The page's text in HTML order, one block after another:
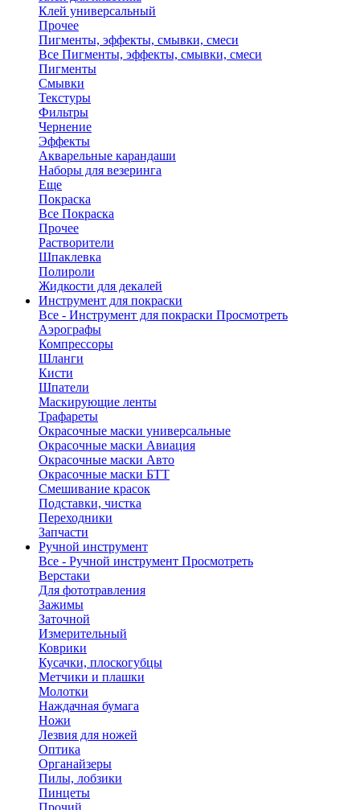
Клей универсальный
Прочее
Пигменты, эффекты, смывки, смеси
Все Пигменты, эффекты, смывки, смеси
Пигменты
Смывки
Текстуры
Фильтры
Чернение
Эффекты
Акварельные карандаши
Наборы для везеринга
Еще
Покраска
Все Покраска
Прочее
Растворители
Шпаклевка
Полироли
Жидкости для декалей
Инструмент для покраски
Все - Инструмент для покраски Просмотреть
Аэрографы
Компрессоры
Шланги
Кисти
Шпатели
Маскирующие ленты
Трафареты
Окрасочные маски универсальные
Окрасочные маски Авиация
Окрасочные маски Авто
Окрасочные маски БТТ
Смешивание красок
Подставки, чистка
Переходники
Запчасти
Ручной инструмент
Все - Ручной инструмент Просмотреть
Верстаки
Для фототравления
Зажимы
Заточной
Измерительный
Коврики
Кусачки, плоскогубцы
Метчики и плашки
Молотки
Наждачная бумага
Ножи
Лезвия для ножей
Оптика
Органайзеры
Пилы, лобзики
Пинцеты
Прочий